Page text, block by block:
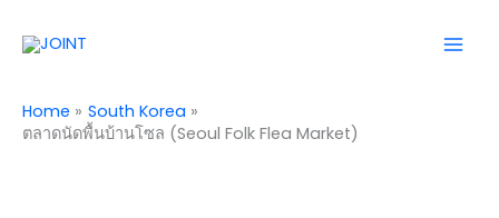
Home
South Korea
ตลาดนัดพื้นบ้านโซล (Seoul Folk Flea Market)